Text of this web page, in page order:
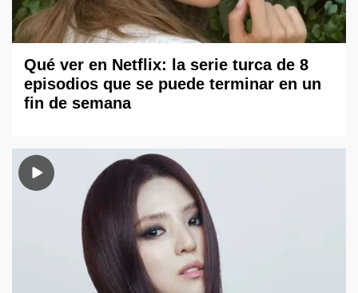
Qué ver en Netflix: la serie turca de 8
episodios que se puede terminar en un
fin de semana